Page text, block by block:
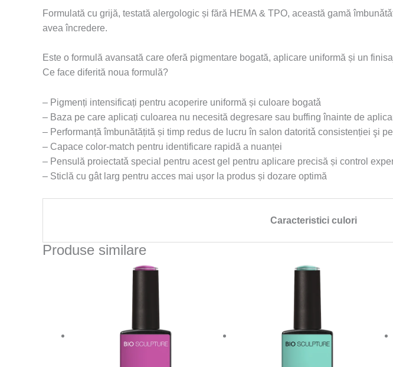
Formulată cu grijă, testată alergologic și fără HEMA & TPO, această gamă
avea încredere.
Este o formulă avansată care oferă pigmentare bogată, aplicare uniformă și un
Ce face diferită noua formulă?
– Pigmenți intensificați pentru acoperire uniformă și culoare bogatǎ
– Baza pe care aplicați culoarea nu necesită degresare sau buffing înainte de
– Performanță îmbunătățită și timp redus de lucru în salon datoritǎ consistenției şi
– Capace color-match pentru identificare rapidă a nuanței
– Pensulă proiectatǎ special pentru acest gel pentru aplicare precisă și control
– Sticlă cu gât larg pentru acces mai ușor la produs și dozare optimă
Caracteristici culori
Produse similare